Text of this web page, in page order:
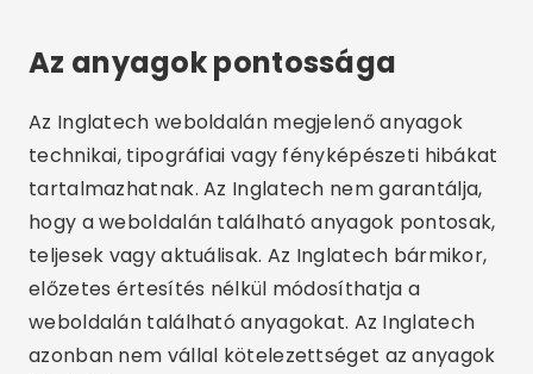
Az anyagok pontossága
Az Inglatech weboldalán megjelenő anyagok
technikai, tipográfiai vagy fényképészeti hibákat
tartalmazhatnak. Az Inglatech nem garantálja,
hogy a weboldalán található anyagok pontosak,
teljesek vagy aktuálisak. Az Inglatech bármikor,
előzetes értesítés nélkül módosíthatja a
weboldalán található anyagokat. Az Inglatech
azonban nem vállal kötelezettséget az anyagok